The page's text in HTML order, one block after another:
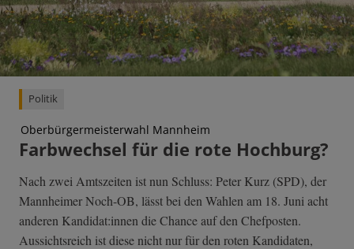
Politik
Oberbürgermeisterwahl Mannheim
Farbwechsel für die rote Hochburg?
Nach zwei Amtszeiten ist nun Schluss: Peter Kurz (SPD), der
Mannheimer Noch-OB, lässt bei den Wahlen am 18. Juni acht
anderen Kandidat:innen die Chance auf den Chefposten.
Aussichtsreich ist diese nicht nur für den roten Kandidaten,